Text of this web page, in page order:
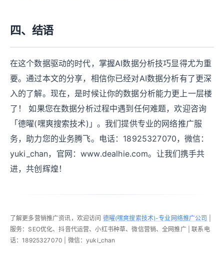
四、结语
在这个数据驱动的时代，掌握AI数据分析技巧显得尤为重
要。通过本文的分享，相信你已经对AI数据分析有了更深
入的了解。现在，是时候让你的数据分析能力更上一层楼
了！ 如果您在数据分析过程中遇到任何难题，欢迎咨询
「德曜(嘿爽搜索技术)」。我们提供专业的网络推广服
务，助力您的业务腾飞。电话：18925327070，微信：
yuki_chan，官网：www.dealhie.com。让我们携手共
进，共创辉煌！
了解更多营销推广资讯，欢迎访问 德曜(嘿爽搜索技术)-专业网络推广公司
服务：SEO优化、抖音代运营、小红书种草、微信营销、全网推广 | 联系电
话：18925327070 | 微信：yuki_chan